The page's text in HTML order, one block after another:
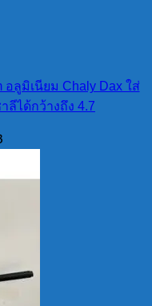
อลูมิเนียม Chaly Dax ใส่
ลีได้กว้างถึง 4.7